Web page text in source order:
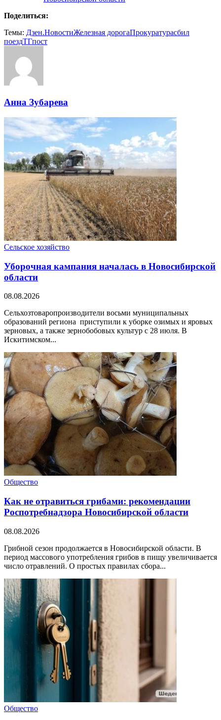
Поделиться:
Темы: Дзен.НовостиЖелезная дорогаПрокуратурасбил
поездТГпост
Анна Зубарева
Сельское хозяйство
Уборочная кампания началась в Новосибирской
области
08.08.2026
Сельхозтоваропроизводители восьми муниципальных
образований региона приступили к уборке озимых и яровых
зерновых, а также зернобобовых культур с 28 июля. В
Искитимском...
Общество
Как не отравиться грибами: рекомендации
Роспотребнадзора Новосибирской области
08.08.2026
Грибной сезон продолжается в Новосибирской области. В
период массового употребления грибов в пищу увеличивается
число отравлений. О простых правилах сбора...
Общество